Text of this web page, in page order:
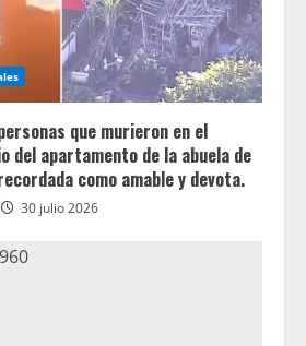
que murieron en el
del apartamento de la abuela de
como amable y devota.
30 julio 2026